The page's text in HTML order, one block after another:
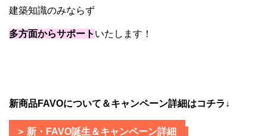
建築知識のみならず
多方面からサポート いたします！
新商品FAVOについて＆キャンペーン詳細はコチラ↓
新・FAVO誕生＆キャンペーン詳細